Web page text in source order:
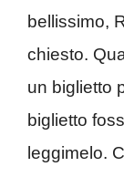
bellissimo,
chiesto.
un biglietto
biglietto
leggimelo.